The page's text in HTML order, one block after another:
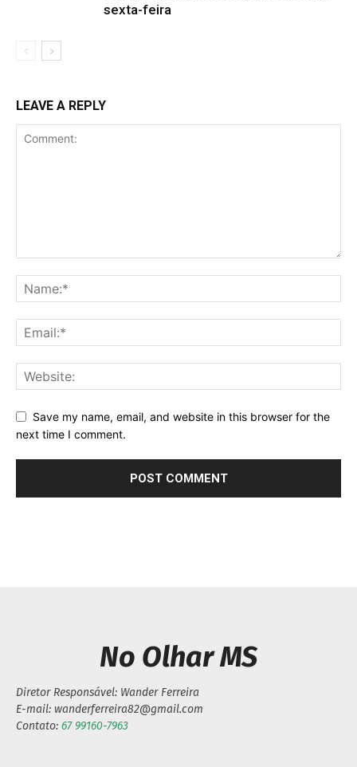
sexta-feira
LEAVE A REPLY
Save my name, email, and website in this browser for the
next time I comment.
No Olhar MS
Diretor Responsável: Wander Ferreira
E-mail: wanderferreira82@gmail.com
Contato: 67 99160-7963